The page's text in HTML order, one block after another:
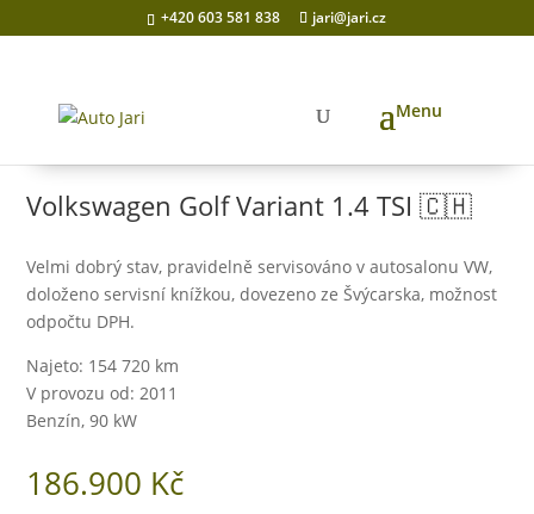
+420 603 581 838 jari@jari.cz
Domů/Prodaná auta / Volkswagen Golf Variant 1.4 TSI 🇨🇭
Volkswagen Golf Variant 1.4 TSI 🇨🇭
Velmi dobrý stav, pravidelně servisováno v autosalonu VW,
doloženo servisní knížkou, dovezeno ze Švýcarska, možnost
odpočtu DPH.
Najeto: 154 720 km
V provozu od: 2011
Benzín, 90 kW
186.900 Kč